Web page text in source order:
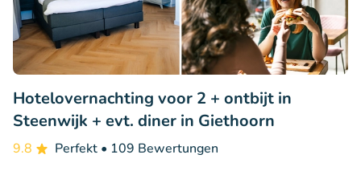
Hotelovernachting voor 2 + ontbijt in
Steenwijk + evt. diner in Giethoorn
9.8 Perfekt • 109 Bewertungen